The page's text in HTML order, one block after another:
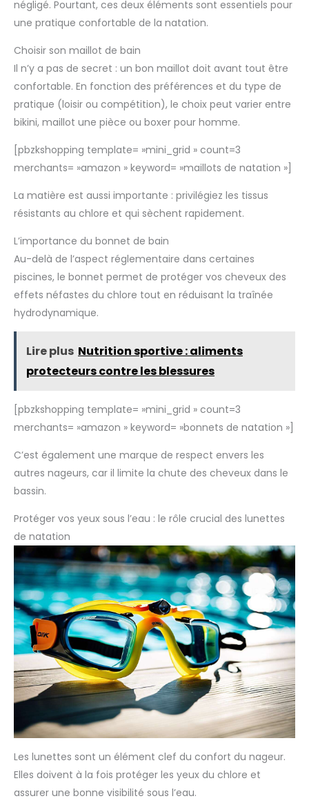
négligé. Pourtant, ces deux éléments sont essentiels pour
une pratique confortable de la natation.
Choisir son maillot de bain
Il n’y a pas de secret : un bon maillot doit avant tout être
confortable. En fonction des préférences et du type de
pratique (loisir ou compétition), le choix peut varier entre
bikini, maillot une pièce ou boxer pour homme.
[pbzkshopping template= »mini_grid » count=3
merchants= »amazon » keyword= »maillots de natation »]
La matière est aussi importante : privilégiez les tissus
résistants au chlore et qui sèchent rapidement.
L’importance du bonnet de bain
Au-delà de l’aspect réglementaire dans certaines
piscines, le bonnet permet de protéger vos cheveux des
effets néfastes du chlore tout en réduisant la traînée
hydrodynamique.
Lire plus Nutrition sportive : aliments
protecteurs contre les blessures
[pbzkshopping template= »mini_grid » count=3
merchants= »amazon » keyword= »bonnets de natation »]
C’est également une marque de respect envers les
autres nageurs, car il limite la chute des cheveux dans le
bassin.
Protéger vos yeux sous l’eau : le rôle crucial des lunettes
de natation
Les lunettes sont un élément clef du confort du nageur.
Elles doivent à la fois protéger les yeux du chlore et
assurer une bonne visibilité sous l’eau.